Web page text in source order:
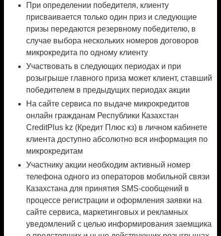
При определении победителя, клиенту
присваивается только один приз и следующие
призы передаются резервному победителю, в
случае выбора нескольких номеров договоров
микрокредита по одному клиенту
Участвовать в следующих периодах и при
розыгрыше главного приза может клиент, ставший
победителем в предыдущих периодах акции
На сайте сервиса по выдаче микрокредитов
онлайн гражданам Республики Казахстан
CreditPlus kz (Кредит Плюс кз) в личном кабинете
клиента доступно абсолютно вся информация по
микрокредитам
Участнику акции необходим активный номер
телефона одного из операторов мобильной связи
Казахстана для принятия SMS-сообщений в
процессе регистрации и оформления заявки на
сайте сервиса, маркетинговых и рекламных
уведомлений с целью информирования заемщика